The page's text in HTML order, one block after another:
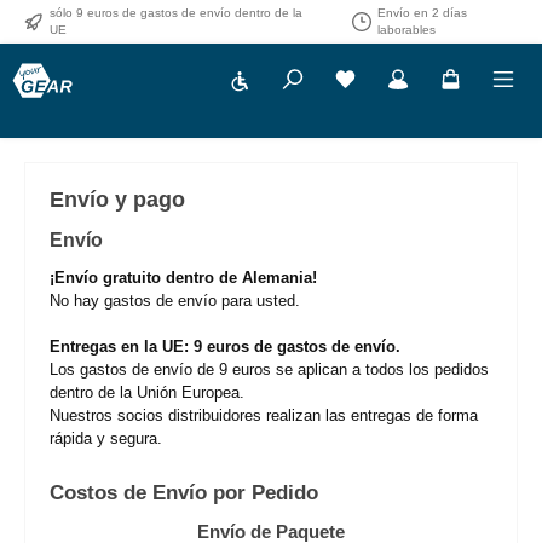
Saltar al contenido principal
sólo 9 euros de gastos de envío dentro de la
UE
Envío en 2 días
laborables
Show toolbar
Envío y pago
Envío
¡Envío gratuito dentro de Alemania!
No hay gastos de envío para usted.
Entregas en la UE: 9 euros de gastos de envío.
Los gastos de envío de 9 euros se aplican a todos los pedidos
dentro de la Unión Europea.
Nuestros socios distribuidores realizan las entregas de forma
rápida y segura.
Costos de Envío por Pedido
Envío de Paquete